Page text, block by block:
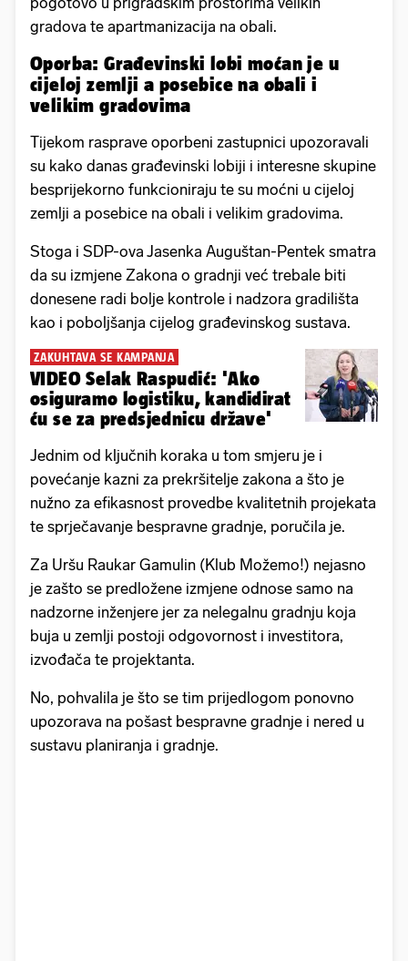
gradova te apartmanizacija na obali.
Oporba: Građevinski lobi moćan je u
cijeloj zemlji a posebice na obali i
velikim gradovima
Tijekom rasprave oporbeni zastupnici upozoravali
su kako danas građevinski lobiji i interesne skupine
besprijekorno funkcioniraju te su moćni u cijeloj
zemlji a posebice na obali i velikim gradovima.
Stoga i SDP-ova Jasenka Auguštan-Pentek smatra
da su izmjene Zakona o gradnji već trebale biti
donesene radi bolje kontrole i nadzora gradilišta
kao i poboljšanja cijelog građevinskog sustava.
ZAKUHTAVA SE KAMPANJA
VIDEO Selak Raspudić: 'Ako
osiguramo logistiku, kandidirat
ću se za predsjednicu države'
Jednim od ključnih koraka u tom smjeru je i
povećanje kazni za prekršitelje zakona a što je
nužno za efikasnost provedbe kvalitetnih projekata
te sprječavanje bespravne gradnje, poručila je.
Za Uršu Raukar Gamulin (Klub Možemo!) nejasno
je zašto se predložene izmjene odnose samo na
nadzorne inženjere jer za nelegalnu gradnju koja
buja u zemlji postoji odgovornost i investitora,
izvođača te projektanta.
No, pohvalila je što se tim prijedlogom ponovno
upozorava na pošast bespravne gradnje i nered u
sustavu planiranja i gradnje.